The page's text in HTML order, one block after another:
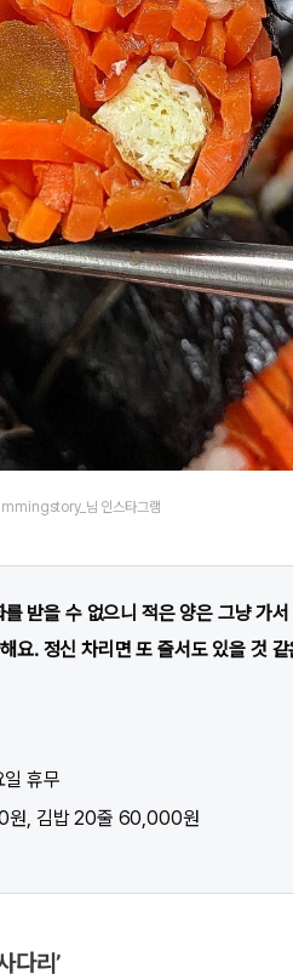
mmingstory_님 인스타그램
받을 수 없으니 적은 양은 그냥 가
요. 정신 차리면 또 줄서도 있을 것
휴무
원, 김밥 20줄 60,000원
다리’